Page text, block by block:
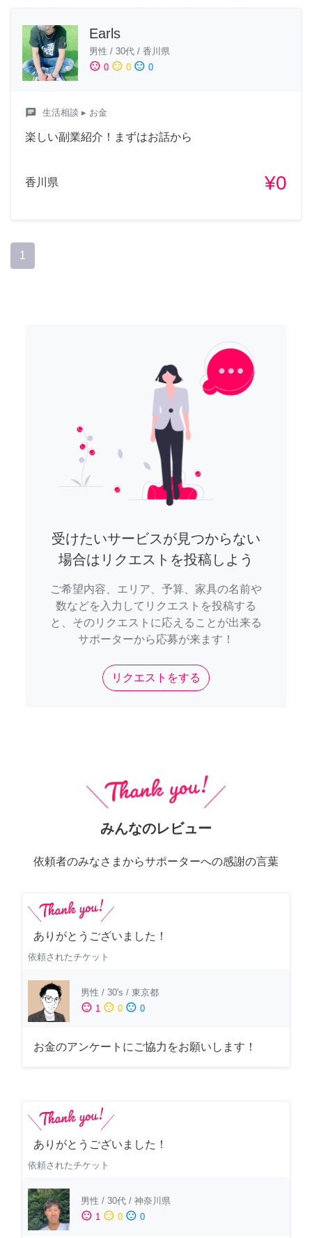
Earls
男性 / 30代 / 香川県
sentiment_satisfied 0 sentiment_neutral 0 sentiment_dissatisfied 0
chat 生活相談 ▸ お金
楽しい副業紹介！まずはお話から
香川県 ¥0
1
受けたいサービスが見つからない
場合はリクエストを投稿しよう
ご希望内容、エリア、予算、家具の名前や
数などを入力してリクエストを投稿する
と、そのリクエストに応えることが出来る
サポーターから応募が来ます！
リクエストをする
みんなのレビュー
依頼者のみなさまからサポーターへの感謝の言葉
ありがとうございました！
依頼されたチケット
男性 / 30's / 東京都
sentiment_satisfied 1 sentiment_neutral 0 sentiment_dissatisfied 0
お金のアンケートにご協力をお願いします！
ありがとうございました！
依頼されたチケット
男性 / 30代 / 神奈川県
sentiment_satisfied 1 sentiment_neutral 0 sentiment_dissatisfied 0